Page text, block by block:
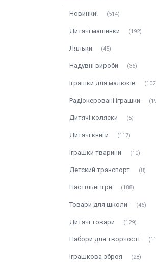
Новинки! 514
Дитячі машинки 192
Ляльки 45
Надувні вироби 36
Іграшки для малюків 102
Радіокеровані іграшки
Дитячі коляски 5
Дитячі книги 117
Іграшки тварини 10
Детский транспорт 8
Настільні ігри 188
Товари для школи 46
Дитячі товари 129
Набори для творчості
Іграшкова зброя 28